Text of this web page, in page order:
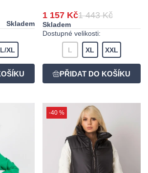
Skladem
L/XL
1 157 Kč1 443 Kč
Skladem
Dostupné velikosti:
L XL XXL
-40 %